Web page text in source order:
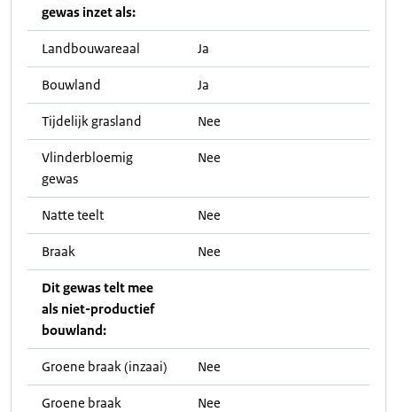
gewas inzet als:
Landbouwareaal Ja
Bouwland Ja
Tijdelijk grasland Nee
Vlinderbloemig
gewas
Nee
Natte teelt Nee
Braak Nee
Dit gewas telt mee
als niet-productief
bouwland:
Groene braak (inzaai) Nee
Groene braak
Nee